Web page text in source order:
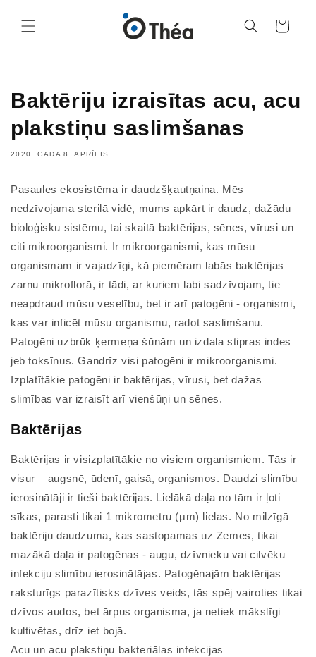
Grozs
Baktēriju izraisītas acu, acu
plakstiņu saslimšanas
2020. GADA 8. APRĪLIS
Pasaules ekosistēma ir daudzšķautņaina. Mēs
nedzīvojama sterilā vidē, mums apkārt ir daudz, dažādu
bioloģisku sistēmu, tai skaitā baktērijas, sēnes, vīrusi un
citi mikroorganismi. Ir mikroorganismi, kas mūsu
organismam ir vajadzīgi, kā piemēram labās baktērijas
zarnu mikroflorā, ir tādi, ar kuriem labi sadzīvojam, tie
neapdraud mūsu veselību, bet ir arī patogēni - organismi,
kas var inficēt mūsu organismu, radot saslimšanu.
Patogēni uzbrūk ķermeņa šūnām un izdala stipras indes
jeb toksīnus. Gandrīz visi patogēni ir mikroorganismi.
Izplatītākie patogēni ir baktērijas, vīrusi, bet dažas
slimības var izraisīt arī vienšūņi un sēnes.
Baktērijas
Baktērijas ir visizplatītākie no visiem organismiem. Tās ir
visur – augsnē, ūdenī, gaisā, organismos. Daudzi slimību
ierosinātāji ir tieši baktērijas. Lielākā daļa no tām ir ļoti
sīkas, parasti tikai 1 mikrometru (μm) lielas. No milzīgā
baktēriju daudzuma, kas sastopamas uz Zemes, tikai
mazākā daļa ir patogēnas - augu, dzīvnieku vai cilvēku
infekciju slimību ierosinātājas. Patogēnajām baktērijas
raksturīgs parazītisks dzīves veids, tās spēj vairoties tikai
dzīvos audos, bet ārpus organisma, ja netiek mākslīgi
kultivētas, drīz iet bojā.
Acu un acu plakstiņu bakteriālas infekcijas